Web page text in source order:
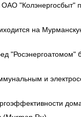
"Колэнергосбыт"
на
"Росэнергоатомом"
и